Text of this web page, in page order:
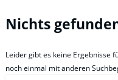
Nichts
Leider gibt es keine Ergebnisse
noch einmal mit anderen